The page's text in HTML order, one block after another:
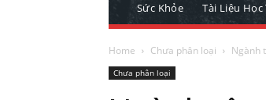
Sức Khỏe Tài Liệu Học
Home Chưa phân loại Ngành
Chưa phân loại